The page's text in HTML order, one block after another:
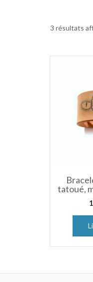
3 résultats
tatoué,